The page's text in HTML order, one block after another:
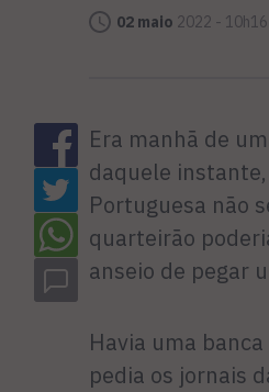
02 maio 2022 - 10h16
Era manhã de
daquele
Portuguesa não
quarteirão
anseio de pegar
Havia uma
pedia os jornais